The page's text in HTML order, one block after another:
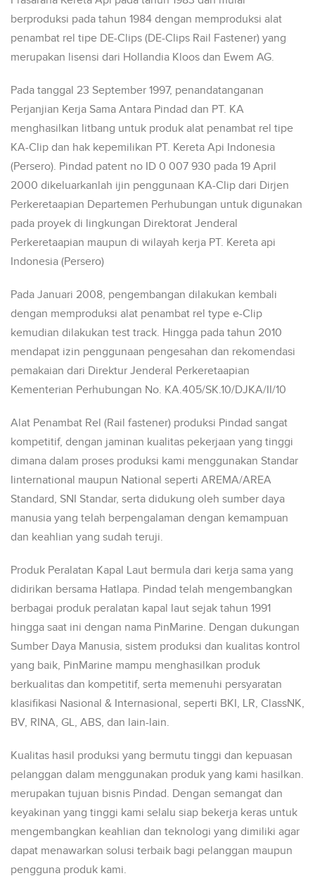
berproduksi pada tahun 1984 dengan memproduksi alat
penambat rel tipe DE-Clips (DE-Clips Rail Fastener) yang
merupakan lisensi dari Hollandia Kloos dan Ewem AG.
Pada tanggal 23 September 1997, penandatanganan
Perjanjian Kerja Sama Antara Pindad dan PT. KA
menghasilkan litbang untuk produk alat penambat rel tipe
KA-Clip dan hak kepemilikan PT. Kereta Api Indonesia
(Persero). Pindad patent no ID 0 007 930 pada 19 April
2000 dikeluarkanlah ijin penggunaan KA-Clip dari Dirjen
Perkeretaapian Departemen Perhubungan untuk digunakan
pada proyek di lingkungan Direktorat Jenderal
Perkeretaapian maupun di wilayah kerja PT. Kereta api
Indonesia (Persero)
Pada Januari 2008, pengembangan dilakukan kembali
dengan memproduksi alat penambat rel type e-Clip
kemudian dilakukan test track. Hingga pada tahun 2010
mendapat izin penggunaan pengesahan dan rekomendasi
pemakaian dari Direktur Jenderal Perkeretaapian
Kementerian Perhubungan No. KA.405/SK.10/DJKA/II/10
Alat Penambat Rel (Rail fastener) produksi Pindad sangat
kompetitif, dengan jaminan kualitas pekerjaan yang tinggi
dimana dalam proses produksi kami menggunakan Standar
Iinternational maupun National seperti AREMA/AREA
Standard, SNI Standar, serta didukung oleh sumber daya
manusia yang telah berpengalaman dengan kemampuan
dan keahlian yang sudah teruji.
Produk Peralatan Kapal Laut bermula dari kerja sama yang
didirikan bersama Hatlapa. Pindad telah mengembangkan
berbagai produk peralatan kapal laut sejak tahun 1991
hingga saat ini dengan nama PinMarine. Dengan dukungan
Sumber Daya Manusia, sistem produksi dan kualitas kontrol
yang baik, PinMarine mampu menghasilkan produk
berkualitas dan kompetitif, serta memenuhi persyaratan
klasifikasi Nasional & Internasional, seperti BKI, LR, ClassNK,
BV, RINA, GL, ABS, dan lain-lain.
Kualitas hasil produksi yang bermutu tinggi dan kepuasan
pelanggan dalam menggunakan produk yang kami hasilkan.
merupakan tujuan bisnis Pindad. Dengan semangat dan
keyakinan yang tinggi kami selalu siap bekerja keras untuk
mengembangkan keahlian dan teknologi yang dimiliki agar
dapat menawarkan solusi terbaik bagi pelanggan maupun
pengguna produk kami.